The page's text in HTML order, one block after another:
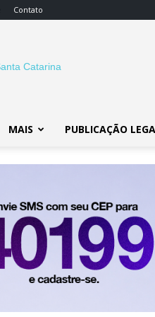
Contato
SC
MAIS PUBLICAÇÃO